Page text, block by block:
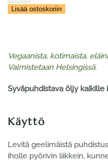
CLEAR
Puhdistusöljy
Lisää ostoskoriin
Vegaanista, kotimaista,
Valmistetaan Helsingissä.
Syväpuhdistava öljy kaikille
Käyttö
Levitä geelimäistä
iholle pyörivin liikkein,